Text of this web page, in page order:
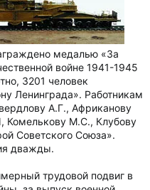
медалью «За
войне 1941-1945
3201 человек
Ленинграда». Работникам
А.Г., Африканову
Комелькову М.С., Клубову
Советского Союза».
дважды.
трудовой подвиг в